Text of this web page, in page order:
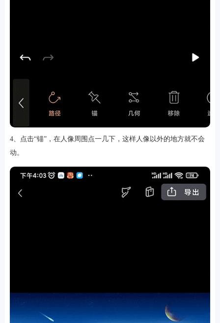
4、点击“锚”，在人像周围点一几下，这样人像以外的地方就不会
动。